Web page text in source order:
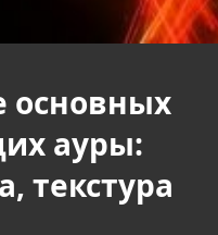
основных
ауры:
текстура